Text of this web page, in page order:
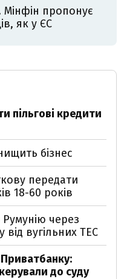
пропонує
як у ЄС
пільгові кредити
бізнес
передати
18-60 років
через
від вугільних ТЕС
до суду